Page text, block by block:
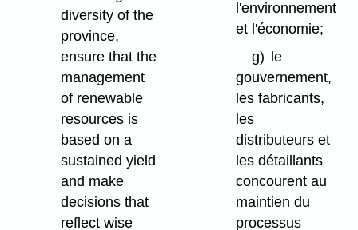
diversity of the
province,
ensure that the
management
of renewable
resources is
based on a
sustained yield
and make
decisions that
reflect wise
l'environnement
et l'économie;
g)
le
gouvernement,
les fabricants,
les
distributeurs et
les détaillants
concourent au
maintien du
processus